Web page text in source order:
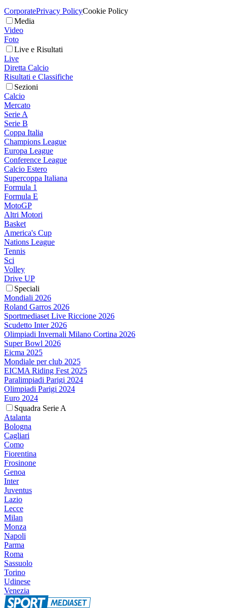
CorporatePrivacy PolicyCookie Policy
Media
Video
Foto
Live e Risultati
Live
Diretta Calcio
Risultati e Classifiche
Sezioni
Calcio
Mercato
Serie A
Serie B
Coppa Italia
Champions League
Europa League
Conference League
Calcio Estero
Supercoppa Italiana
Formula 1
Formula E
MotoGP
Altri Motori
Basket
America's Cup
Nations League
Tennis
Sci
Volley
Drive UP
Speciali
Mondiali 2026
Roland Garros 2026
Sportmediaset Live Riccione 2026
Scudetto Inter 2026
Olimpiadi Invernali Milano Cortina 2026
Super Bowl 2026
Eicma 2025
Mondiale per club 2025
EICMA Riding Fest 2025
Paralimpiadi Parigi 2024
Olimpiadi Parigi 2024
Euro 2024
Squadra Serie A
Atalanta
Bologna
Cagliari
Como
Fiorentina
Frosinone
Genoa
Inter
Juventus
Lazio
Lecce
Milan
Monza
Napoli
Parma
Roma
Sassuolo
Torino
Udinese
Venezia